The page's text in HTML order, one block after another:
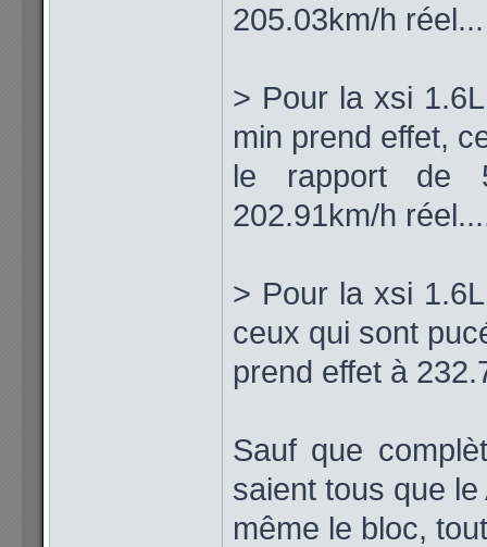
205.03km/h réel...
> Pour la xsi
min prend effet,
le rapport de
202.91km/h
> Pour la xsi
ceux qui sont
prend effet à
Sauf que
saient tous que
même le bloc,